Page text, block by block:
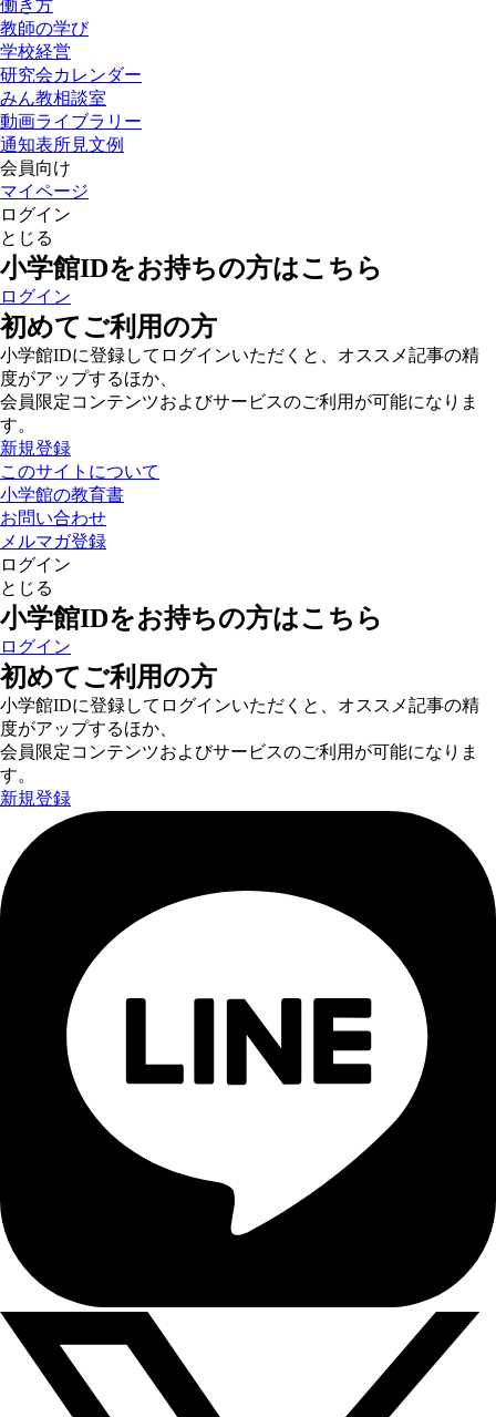
働き方
教師の学び
学校経営
研究会カレンダー
みん教相談室
動画ライブラリー
通知表所見文例
会員向け
マイページ
ログイン
とじる
小学館IDをお持ちの方はこちら
ログイン
初めてご利用の方
小学館IDに登録してログインいただくと、オススメ記事の精
度がアップするほか、
会員限定コンテンツおよびサービスのご利用が可能になりま
す。
新規登録
このサイトについて
小学館の教育書
お問い合わせ
メルマガ登録
ログイン
とじる
小学館IDをお持ちの方はこちら
ログイン
初めてご利用の方
小学館IDに登録してログインいただくと、オススメ記事の精
度がアップするほか、
会員限定コンテンツおよびサービスのご利用が可能になりま
す。
新規登録